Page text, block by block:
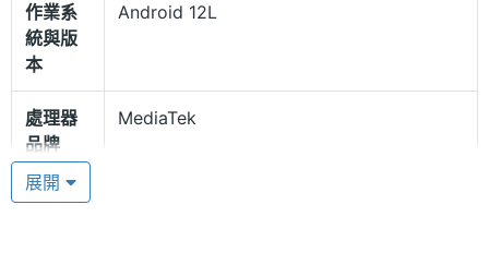
輪廓設計，提供簡約的「風暴灰」顏色款式，結合輕
薄設計，讓重量與厚度分別僅 520g 和 7.4mm；並擁
有四個揚聲器，支援 Dolby Atmos 環繞音效，打造
360 度環繞音效，提供多層次的聽覺享受；內建
7700mAh 電池，支援 20W 快充，具備 IP52 防塵防
水功能。
作業系
統與版
本
Android 12L
處理器
品牌
MediaTek
處理器
展開